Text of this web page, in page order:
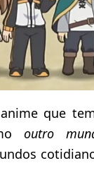
que
outro